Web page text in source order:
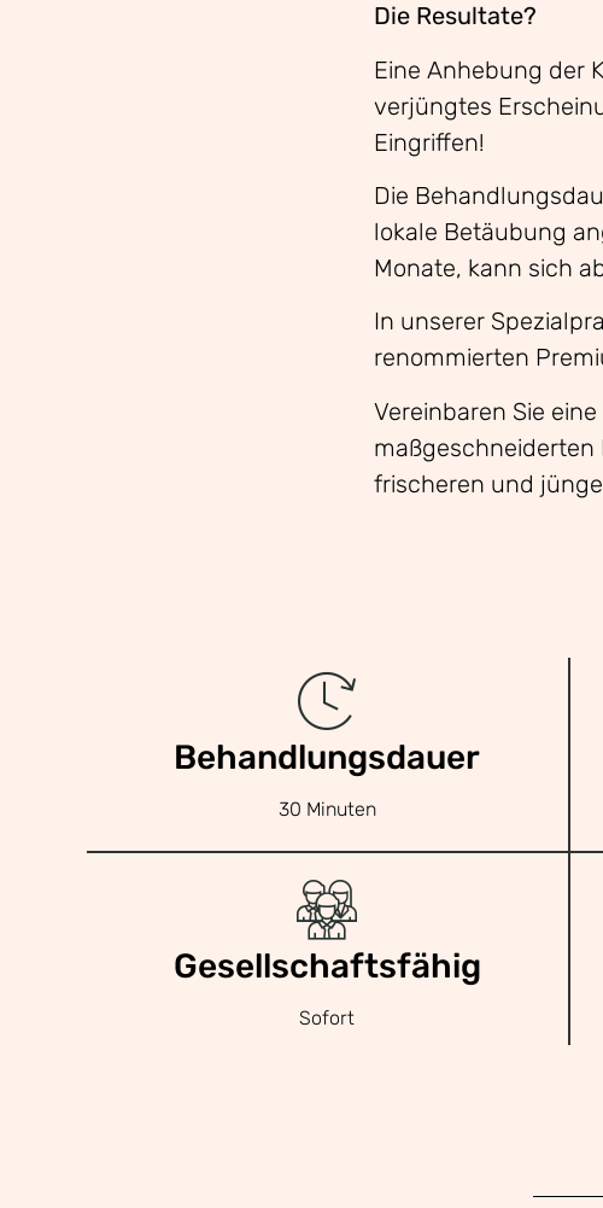
Die Resultate?
Eine Anhebung der
verjüngtes
Eingriffen!
Die
lokale Betäubung
Monate, kann sich
In unserer
renommierten
Vereinbaren Sie
frischeren und
Behandlungsdauer
30 Minuten
Gesellschaftsfähig
Sofort